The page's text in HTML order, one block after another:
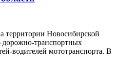
территории Новосибирской
дорожно-транспортных
водителей мототранспорта. В